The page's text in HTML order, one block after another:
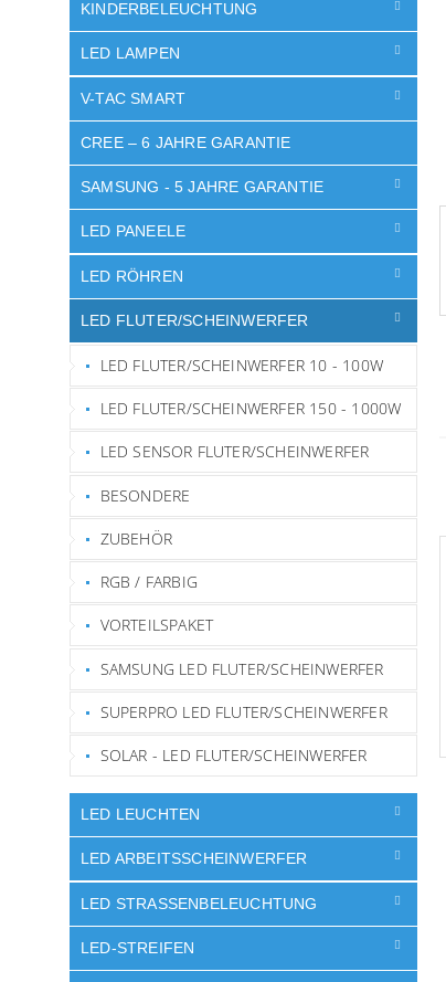
KINDERBELEUCHTUNG
LED LAMPEN
V-TAC SMART
CREE – 6 JAHRE GARANTIE
SAMSUNG - 5 JAHRE GARANTIE
LED PANEELE
LED RÖHREN
LED FLUTER/SCHEINWERFER
LED FLUTER/SCHEINWERFER 10 - 100W
LED FLUTER/SCHEINWERFER 150 - 1000W
LED SENSOR FLUTER/SCHEINWERFER
BESONDERE
ZUBEHÖR
RGB / FARBIG
VORTEILSPAKET
SAMSUNG LED FLUTER/SCHEINWERFER
SUPERPRO LED FLUTER/SCHEINWERFER
SOLAR - LED FLUTER/SCHEINWERFER
LED LEUCHTEN
LED ARBEITSSCHEINWERFER
LED STRASSENBELEUCHTUNG
LED-STREIFEN